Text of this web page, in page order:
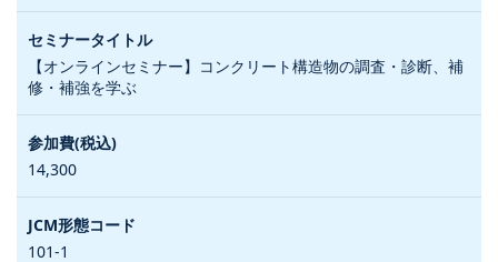
【オンラインセミナー】コンクリート構造物の調査・診断、補
修・補強を学ぶ
14,300
101-1